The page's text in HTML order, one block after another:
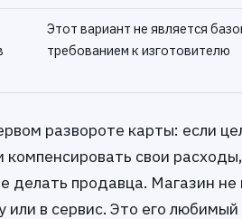
Этот вариант не является
требованием к изготовителю
развороте карты: если
компенсировать свои
делать продавца. Магазин не
или в сервис. Это его